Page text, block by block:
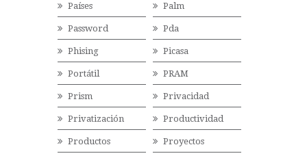
Países Palm
Password Pda
Phising Picasa
Portátil PRAM
Prism Privacidad
Privatización Productividad
Productos Proyectos